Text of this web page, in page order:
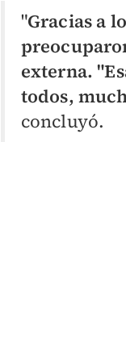
"Gracias a
externa.
todos,
concluyó.